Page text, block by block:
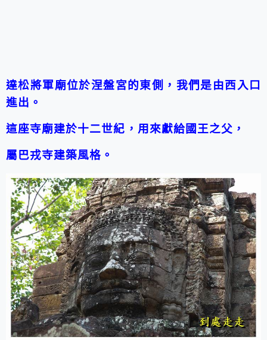
達松將軍廟位於涅盤宮的東側，我們是由西入口
進出。
這座寺廟建於十二世紀，用來獻給國王之父，
屬巴戎寺建築風格。